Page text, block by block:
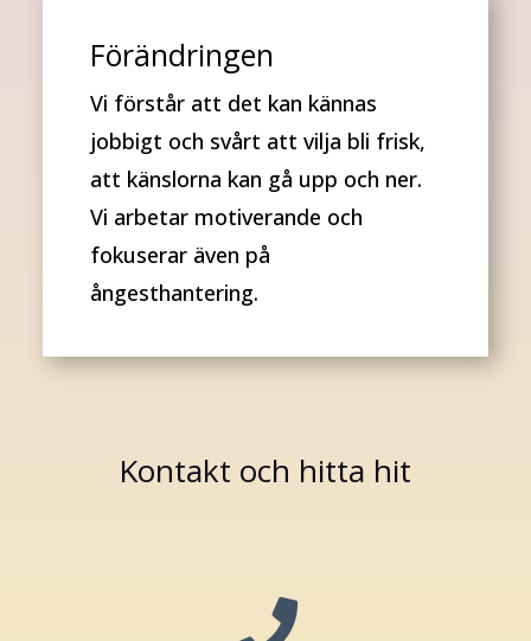
Förändringen
Vi förstår att det kan kännas
jobbigt och svårt att vilja bli frisk,
att känslorna kan gå upp och ner.
Vi arbetar motiverande och
fokuserar även på
ångesthantering.
Kontakt och hitta hit